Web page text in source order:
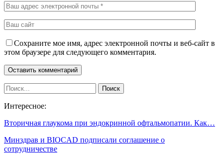
Сохраните мое имя, адрес электронной почты и веб-сайт в
этом браузере для следующего комментария.
Интересное:
Вторичная глаукома при эндокринной офтальмопатии. Как…
Минздрав и BIOCAD подписали соглашение о
сотрудничестве